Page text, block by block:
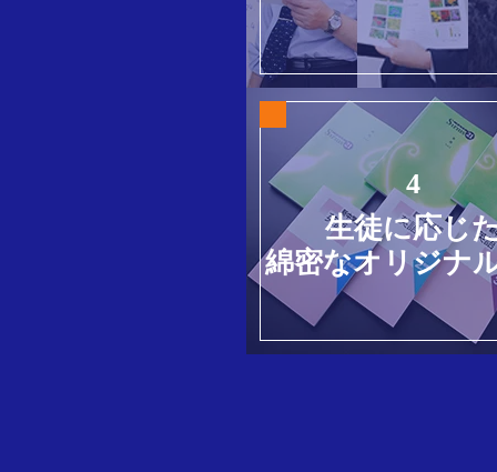
4
生徒に応じ
綿密なオリジナ